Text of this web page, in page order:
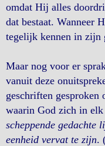
omdat Hij alles
dat bestaat. Wanneer
tegelijk kennen in zijn
Maar nog voor er
vanuit deze
geschriften gesproken
waarin God zich in elk
scheppende gedachte
eenheid vervat te zijn.